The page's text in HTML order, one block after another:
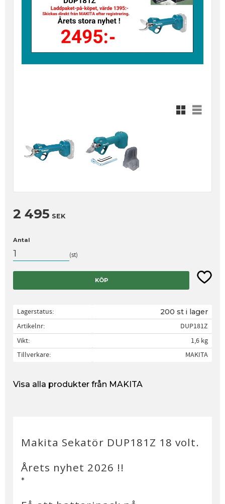
Rutnätsvy
Listvy
2 495 SEK
Antal
st
KÖP Lägg
Lagerstatus 200 st i lager
Artikelnr
DUP181Z
Vikt
1,6 kg
Tillverkare
MAKITA
Visa alla produkter från MAKITA
Makita Sekatör DUP181Z 18 volt.
Årets nyhet 2026 !!
*